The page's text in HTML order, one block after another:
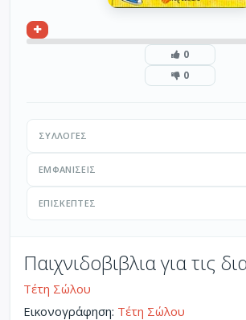
0
0
ΣΥΛΛΟΓΈΣ
ΕΜΦΑΝΊΣΕΙΣ
ΕΠΙΣΚΈΠΤΕΣ
Παιχνιδοβιβλια για τις
Τέτη Σώλου
Εικονογράφηση: Τέτη Σώλου